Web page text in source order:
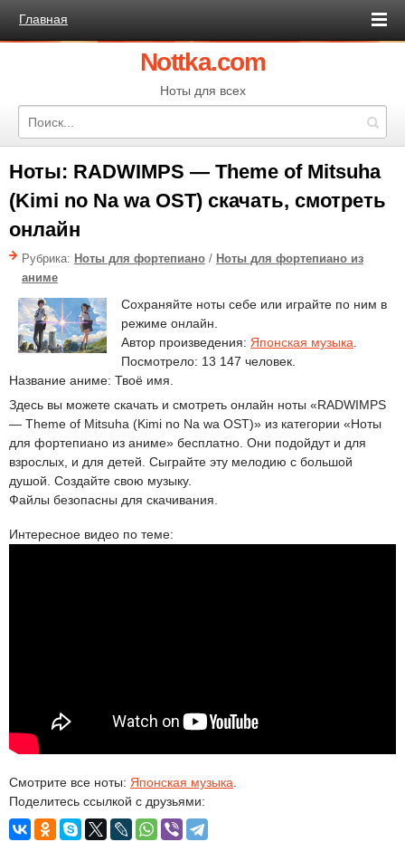
Главная
Nottka.com
Ноты для всех
Ноты: RADWIMPS — Theme of Mitsuha
(Kimi no Na wa OST) скачать, смотреть
онлайн
Рубрика: Ноты для фортепиано / Ноты для фортепиано из
аниме
Сохраняйте ноты себе или играйте по ним в
режиме онлайн.
Автор произведения: Японская музыка
Посмотрело: 13 147 человек.
Название аниме: Твоё имя.
Здесь вы можете скачать и смотреть онлайн ноты «RADWIMPS
— Theme of Mitsuha (Kimi no Na wa OST)» из категории «Ноты
для фортепиано из аниме» бесплатно. Они подойдут и для
взрослых, и для детей. Сыграйте эту мелодию с большой
душой. Создайте свою музыку.
Файлы безопасны для скачивания.
Интересное видео по теме:
Смотрите все ноты: Японская музыка
Поделитесь ссылкой с друзьями: